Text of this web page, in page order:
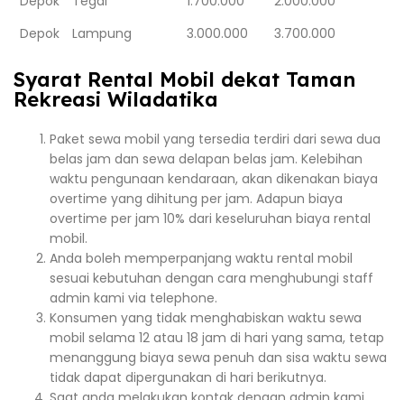
Depok
Lampung 3.000.000 3.700.000
Syarat Rental Mobil dekat Taman
Rekreasi Wiladatika
Paket sewa mobil yang tersedia terdiri dari sewa dua
belas jam dan sewa delapan belas jam. Kelebihan
waktu pengunaan kendaraan, akan dikenakan biaya
overtime yang dihitung per jam. Adapun biaya
overtime per jam 10% dari keseluruhan biaya rental
mobil.
Anda boleh memperpanjang waktu rental mobil
sesuai kebutuhan dengan cara menghubungi staff
admin kami via telephone.
Konsumen yang tidak menghabiskan waktu sewa
mobil selama 12 atau 18 jam di hari yang sama, tetap
menanggung biaya sewa penuh dan sisa waktu sewa
tidak dapat dipergunakan di hari berikutnya.